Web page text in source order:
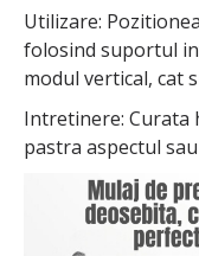
Utilizare:
folosind suportul
modul vertical, cat
Intretinere: Curata
pastra aspectul